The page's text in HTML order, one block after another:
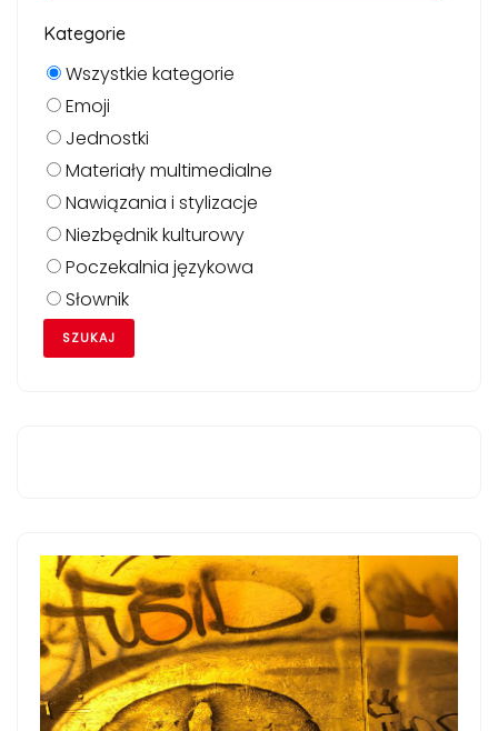
Kategorie
Wszystkie kategorie
Emoji
Jednostki
Materiały multimedialne
Nawiązania i stylizacje
Niezbędnik kulturowy
Poczekalnia językowa
Słownik